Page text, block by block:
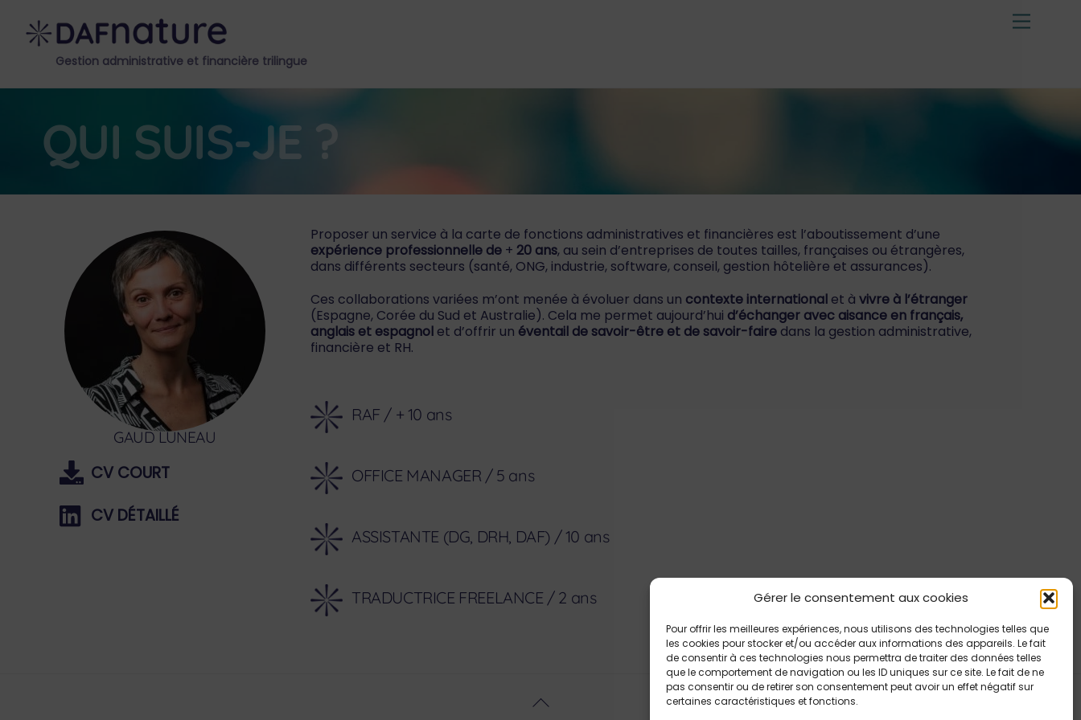
Gérer le consentement aux cookies
Pour offrir les meilleures expériences, nous utilisons des technologies telles que
les cookies pour stocker et/ou accéder aux informations des appareils. Le fait
de consentir à ces technologies nous permettra de traiter des données telles
que le comportement de navigation ou les ID uniques sur ce site. Le fait de ne
pas consentir ou de retirer son consentement peut avoir un effet négatif sur
certaines caractéristiques et fonctions.
content
Menu
Gestion administrative et financière trilingue
QUI SUIS-JE ?
GAUD LUNEAU
CV COURT
CV DÉTAILLÉ
Proposer un service à la carte de fonctions administratives et financières est l’aboutissement d’une
expérience professionnelle de+ 20 ans, au sein d’entreprises de toutes tailles, françaises ou étrangères,
dans différents secteurs (santé, ONG, industrie, software, conseil, gestion hôtelière et assurances).
Ces collaborations variées m’ont menée à évoluer dans un contexte internationalet à vivre à l’étranger
(Espagne, Corée du Sud et Australie). Cela me permet aujourd’hui d’échanger avec aisance en français,
anglais et espagnolet d’offrir un éventail de savoir-être et de savoir-fairedans la gestion administrative,
financière et RH.
RAF / + 10 ans
OFFICE MANAGER / 5 ans
ASSISTANTE (DG, DRH, DAF) / 10 ans
TRADUCTRICE FREELANCE / 2 ans
Back
To